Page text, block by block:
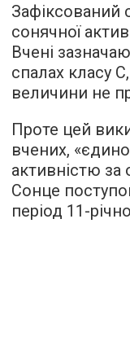
сонячної
Вчені
спалах класу
величини не
Проте цей
вчених,
активністю за
Сонце
період 11-